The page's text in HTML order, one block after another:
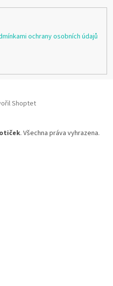
ochrany osobních údajů
Shoptet
. Všechna práva vyhrazena.